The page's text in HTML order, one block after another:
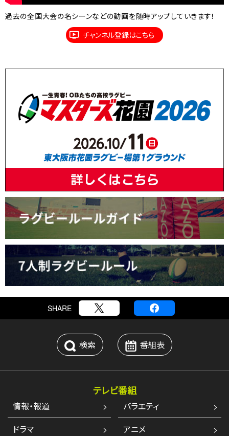
過去の全国大会の名シーンなどの動画を随時アップしていきます！
チャンネル登録はこちら
SHARE
検索 番組表
テレビ番組
情報・報道
バラエティ
ドラマ
アニメ